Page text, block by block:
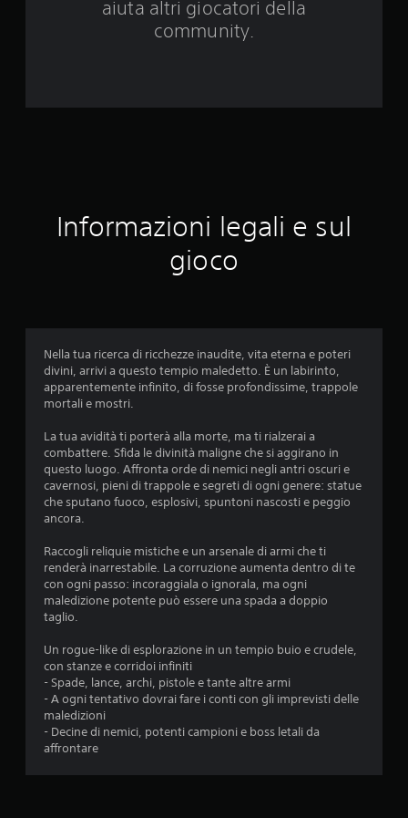
l
a
z
i
n
i
aiuta altri giocatori della
community.
Informazioni legali e sul
gioco
Nella tua ricerca di ricchezze inaudite, vita eterna e poteri
divini, arrivi a questo tempio maledetto. È un labirinto,
apparentemente infinito, di fosse profondissime, trappole
mortali e mostri.
La tua avidità ti porterà alla morte, ma ti rialzerai a
combattere. Sfida le divinità maligne che si aggirano in
questo luogo. Affronta orde di nemici negli antri oscuri e
cavernosi, pieni di trappole e segreti di ogni genere: statue
che sputano fuoco, esplosivi, spuntoni nascosti e peggio
ancora.
Raccogli reliquie mistiche e un arsenale di armi che ti
renderà inarrestabile. La corruzione aumenta dentro di te
con ogni passo: incoraggiala o ignorala, ma ogni
maledizione potente può essere una spada a doppio
taglio.
Un rogue-like di esplorazione in un tempio buio e crudele,
con stanze e corridoi infiniti
- Spade, lance, archi, pistole e tante altre armi
- A ogni tentativo dovrai fare i conti con gli imprevisti delle
maledizioni
- Decine di nemici, potenti campioni e boss letali da
affrontare